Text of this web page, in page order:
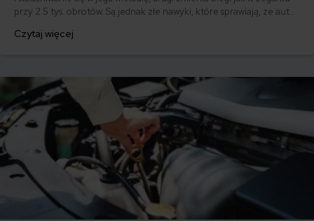
przy 2.5 tys. obrotów. Są jednak złe nawyki, które sprawiają, ze auto
własnego portfela. Oto 7 fatalnych nawyków, które niszczą każde
Czytaj więcej